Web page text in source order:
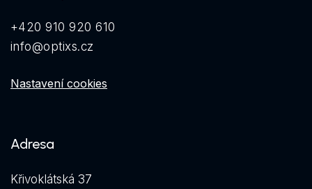
+420 910 920 610
info@optixs.cz
Nastavení cookies
Adresa
Křivoklátská 37